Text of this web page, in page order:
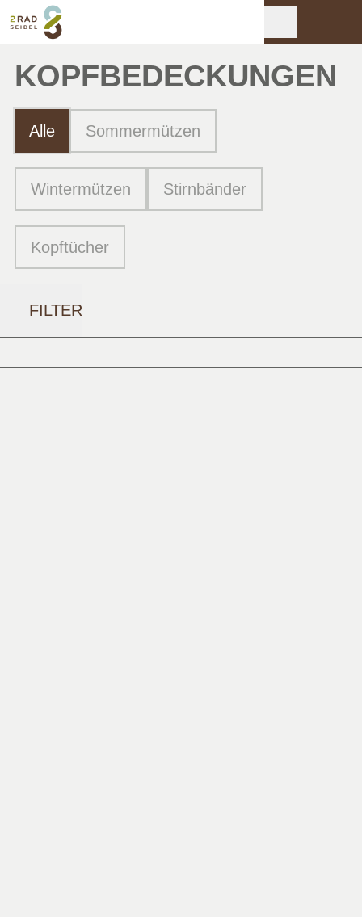
KOPF­BEDECKUNGEN
Alle Sommermützen
Wintermützen Stirnbänder
Kopftücher
FILTER